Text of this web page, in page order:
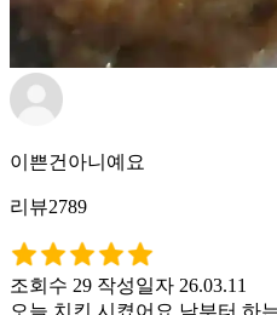
이쁜건아니예요
리뷰2789
조회수 29 작성일자 26.03.11
오늘 치킨 시켰어요 낮부터 하